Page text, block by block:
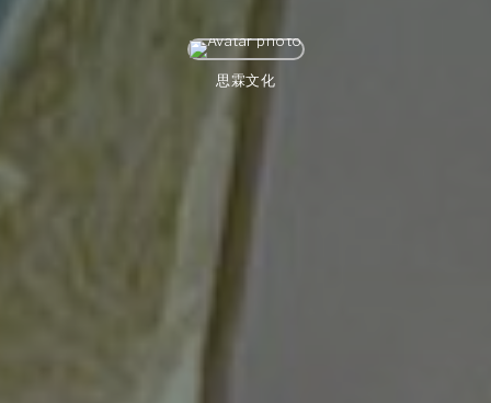
思霖文化